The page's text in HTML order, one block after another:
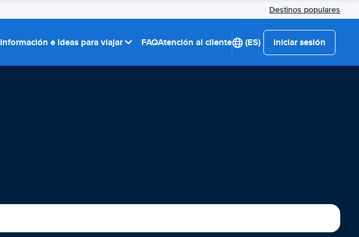
Destinos populares
Información e ideas para viajar FAQAtención al cliente (ES) Iniciar sesión